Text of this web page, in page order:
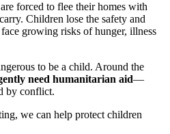
forced to flee their homes with
Children lose the safety and
growing risks of hunger, illness
to be a child. Around the
need humanitarian aid—
by conflict.
we can help protect children